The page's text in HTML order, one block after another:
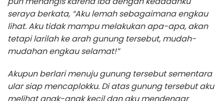
seraya berkata, “Aku lemah sebagaimana engkau
lihat. Aku tidak mampu melakukan apa-apa, akan
tetapi larilah ke arah gunung tersebut, mudah-
mudahan engkau selamat!”
Akupun berlari menuju gunung tersebut sementara
ular siap mencaplokku. Di atas gunung tersebut aku